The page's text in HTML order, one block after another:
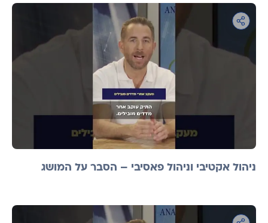
ניהול אקטיבי וניהול פאסיבי – הסבר על המושג